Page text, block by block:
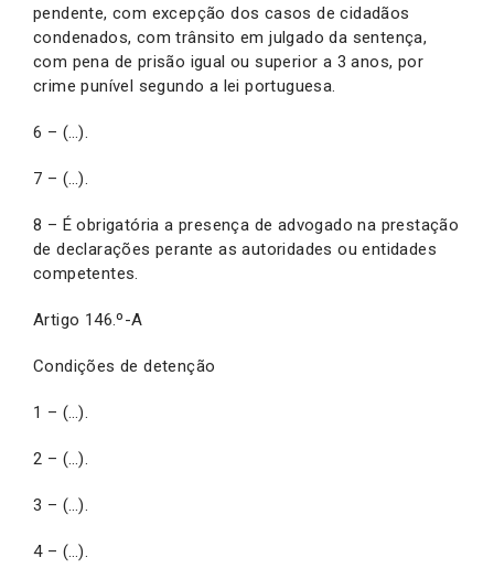
pendente, com excepção dos casos de cidadãos
condenados, com trânsito em julgado da sentença,
com pena de prisão igual ou superior a 3 anos, por
crime punível segundo a lei portuguesa.
6 – (…).
7 – (…).
8 – É obrigatória a presença de advogado na prestação
de declarações perante as autoridades ou entidades
competentes.
Artigo 146.º-A
Condições de detenção
1 – (…).
2 – (…).
3 – (…).
4 – (…).